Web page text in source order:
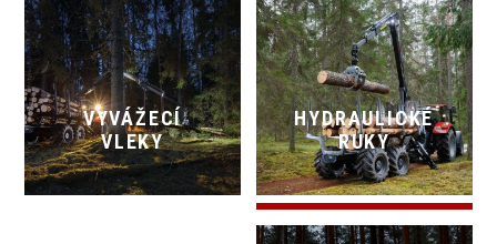
VYVÁŽECÍ
VLEKY
HYDRAULICKÉ
RUKY